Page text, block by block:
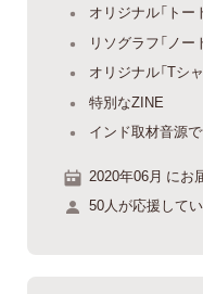
オリジナル「トー
リソグラフ「ノー
オリジナル「Tシャ
特別なZINE
インド取材音源
2020年06月 にお
50人が応援してい